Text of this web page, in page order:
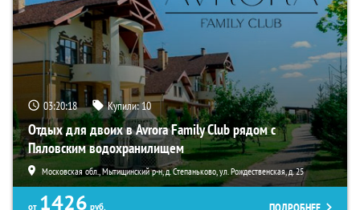
03:20:16 Купили:10
Отдых для двоих в Avrora Family Club рядом с
Пяловским водохранилищем
Московская обл., Мытищинский р-н, д. Степаньково, ул. Рождественская, д. 25
от 1426 руб.